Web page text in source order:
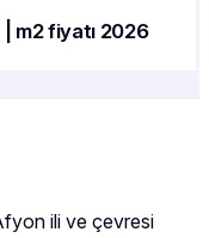
m2 fiyatı 2026
ili ve çevresi